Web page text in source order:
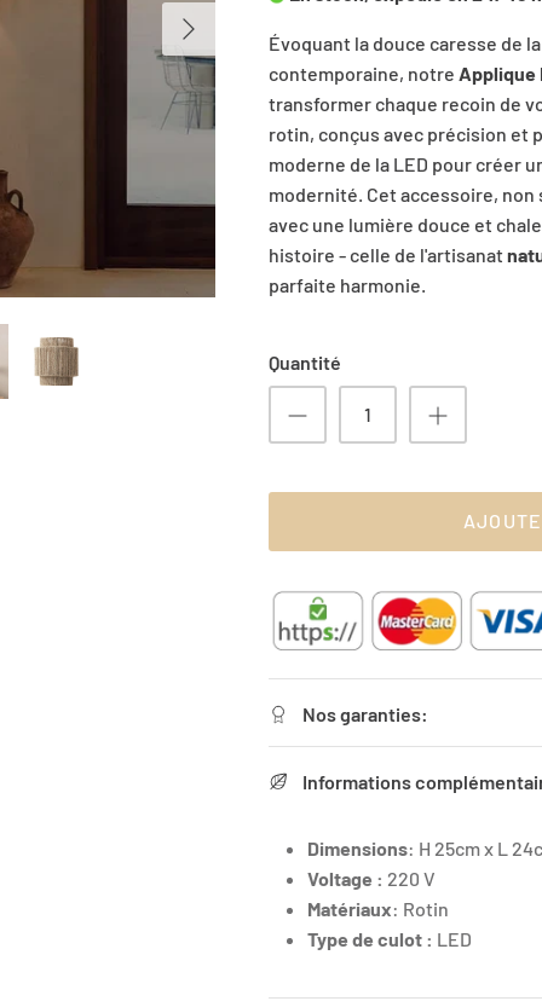
Évoquant la douce caresse de
contemporaine, notre Applique
transformer chaque recoin de
rotin, conçus avec précision et
moderne de la LED pour créer
modernité. Cet accessoire,
avec une lumière douce et
histoire - celle de l'artisanat
parfaite harmonie.
Quantité
Nos garanties:
Informations
Dimensions: H 25cm x L
Voltage : 220 V
Matériaux: Rotin
Type de culot : LED